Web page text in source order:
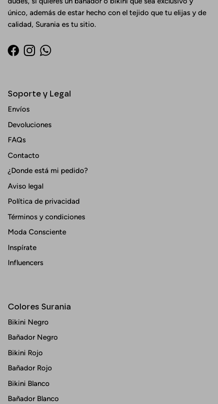
único, además de estar hecho con el tejido que tu elijas y de
calidad, Surania es tu sitio.
Facebook
InstagramWhatsApp
Soporte y Legal
Envíos
Devoluciones
FAQs
Contacto
¿Donde está mi pedido?
Aviso legal
Política de privacidad
Términos y condiciones
Moda Consciente
Inspírate
Influencers
Colores Surania
Bikini Negro
Bañador Negro
Bikini Rojo
Bañador Rojo
Bikini Blanco
Bañador Blanco